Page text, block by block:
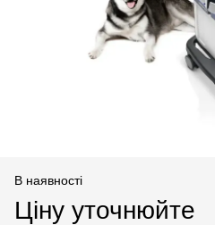
В наявності
Ціну уточнюйте